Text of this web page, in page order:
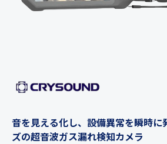
音を見える化し、設備異常を瞬時に
ズの超音波ガス漏れ検知カメラ